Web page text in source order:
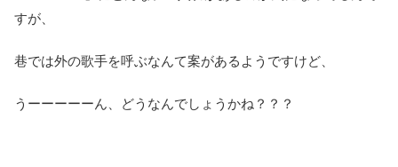
すが、
巷では外の歌手を呼ぶなんて案があるようですけど、
うーーーーーん、どうなんでしょうかね？？？